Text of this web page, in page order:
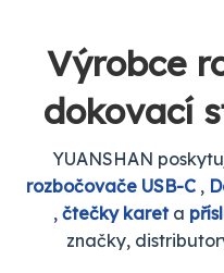
Výrobce
dokovací
YUANSHAN
rozbočovače USB-C ,
, čtečky karet a
značky,